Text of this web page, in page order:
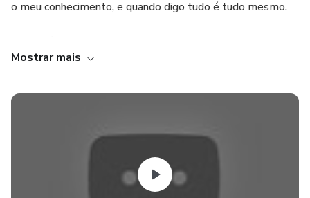
o meu conhecimento, e quando digo tudo é tudo mesmo.
* INVERSOR DE FREQUÊNCIA
Mostrar mais